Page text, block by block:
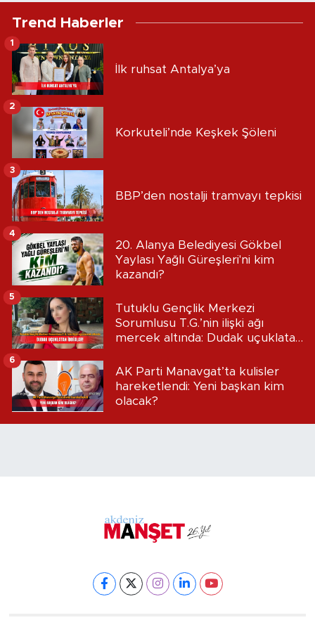
Trend Haberler
İlk ruhsat Antalya’ya
1
Korkuteli’nde Keşkek Şöleni
2
BBP’den nostalji tramvayı tepkisi
3
20. Alanya Belediyesi Gökbel
Yaylası Yağlı Güreşleri'ni kim
kazandı?
4
Tutuklu Gençlik Merkezi
Sorumlusu T.G.’nin ilişki ağı
mercek altında: Dudak uçuklatan
5
AK Parti Manavgat’ta kulisler
hareketlendi: Yeni başkan kim
olacak?
6